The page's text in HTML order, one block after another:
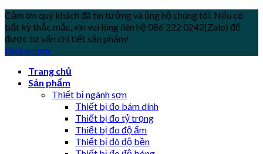
Cảm ơn quý khách đã tin tưởng và ủng hộ chúng tôi. Nếu có
bất kỳ thắc mắc, xin vui lòng liên hệ 086 222 0242(Zalo) để
được tư vấn chi tiết sản phẩm!
tbvina.com
Trang chủ
Sản phẩm
Thiết bị ngành sơn
Thiết bị đo bám dính
Thiết bị đo tỷ trọng
Thiết bị đo độ ẩm
Thiết bị đô độ bền